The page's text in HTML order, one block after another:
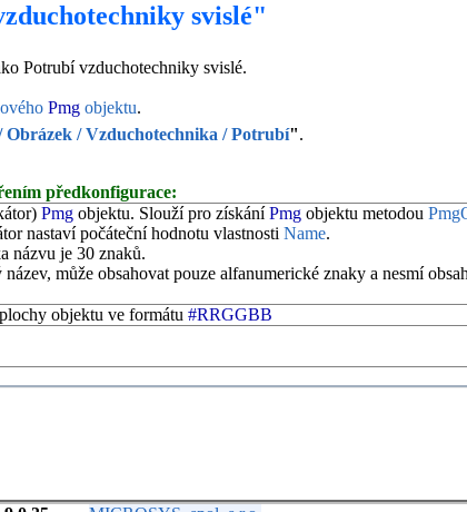
svislé"
Potrubí vzduchotechniky svislé.
Pmg objektu.
Obrázek / Vzduchotechnika / Potrubí".
předkonfigurace:
Pmgobjektu. Slouží pro získáníPmgobjektu metodou
nastaví počáteční hodnotu vlastnosti Name.
názvu je 30 znaků.
název, může obsahovat pouze alfanumerické znaky a nesmí
objektu ve formátu #RRGGBB